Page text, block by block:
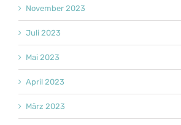
November 2023
Juli 2023
Mai 2023
April 2023
März 2023